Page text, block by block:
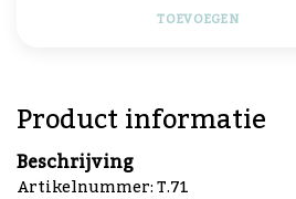
TOEVOEGEN
Product informatie
Beschrijving
Artikelnummer: T.71